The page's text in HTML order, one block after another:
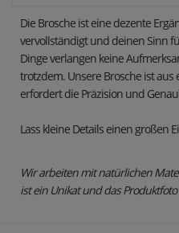
Die Brosche ist eine dezente
vervollständigt und deinen Sinn
Dinge verlangen keine
trotzdem. Unsere Brosche ist
erfordert die Präzision und
Lass kleine Details einen großen
Wir arbeiten mit natürlichen
ist ein Unikat und das